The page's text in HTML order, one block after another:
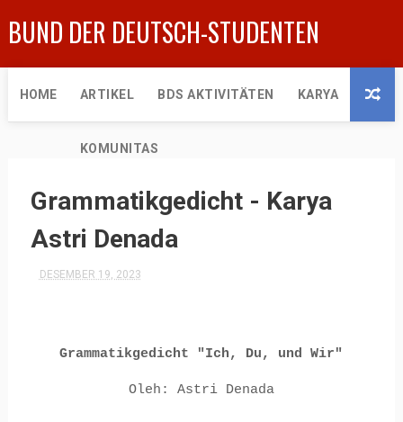
BUND DER DEUTSCH-STUDENTEN
HOME ARTIKEL BDS AKTIVITÄTEN KARYA
KOMUNITAS
Grammatikgedicht - Karya
Astri Denada
DESEMBER 19, 2023
Grammatikgedicht "Ich, Du, und Wir"
Oleh: Astri Denada